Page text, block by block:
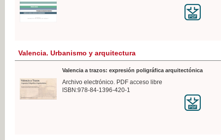
Valencia. Urbanismo y arquitectura
Valencia a trazos: expresión poligráfica arquitectónica
Archivo electrónico. PDF acceso libre
ISBN:978-84-1396-420-1